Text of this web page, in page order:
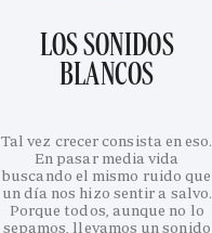
LOS SONIDOS
BLANCOS
Tal vez crecer consista en eso.
En pasar media vida
buscando el mismo ruido que
un día nos hizo sentir a salvo.
Porque todos, aunque no lo
sepamos, llevamos un sonido